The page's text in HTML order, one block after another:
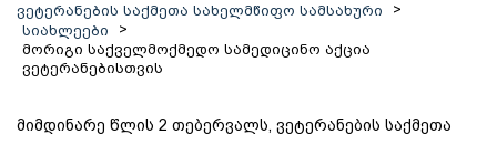
ვეტერანების საქმეთა სახელმწიფო სამსახური
>
სიახლეები
>
მორიგი საქველმოქმედო სამედიცინო აქცია
ვეტერანებისთვის
მიმდინარე წლის 2 თებერვალს, ვეტერანების საქმეთა